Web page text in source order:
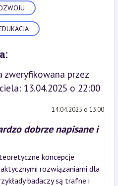
zweryfikowana przez
13.04.2025 o 22:00
14.04.2025 o 13:00
dobrze napisane i
koncepcje
rozwiązaniami dla
badaczy są trafne i